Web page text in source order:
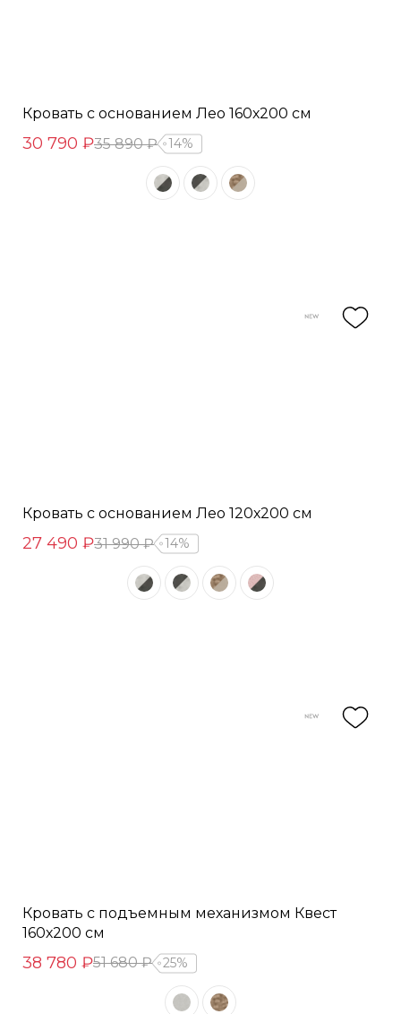
Кровать с основанием Лео 160х200 см
30 790 ₽35 890 ₽ 14%
Кровать с основанием Лео 120х200 см
27 490 ₽31 990 ₽ 14%
Кровать с подъемным механизмом Квест
160х200 см
38 780 ₽51 680 ₽ 25%